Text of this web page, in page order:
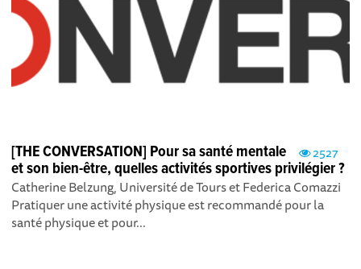
2527
[THE CONVERSATION] Pour sa santé mentale
et son bien-être, quelles activités sportives privilégier ?
Catherine Belzung, Université de Tours et Federica Comazzi
Pratiquer une activité physique est recommandé pour la
santé physique et pour...